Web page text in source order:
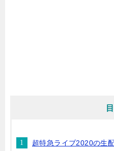
超特急ライブ2020の生